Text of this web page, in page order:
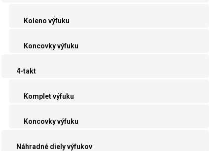
Koleno výfuku
Koncovky výfuku
4-takt
Komplet výfuku
Koncovky výfuku
Náhradné diely výfukov